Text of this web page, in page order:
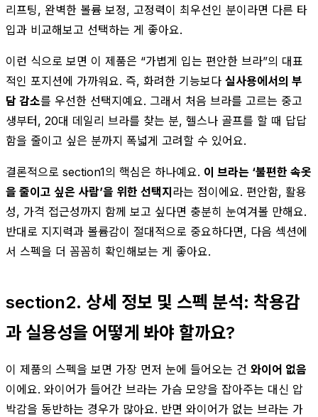
리프팅, 완벽한 볼륨 보정, 고정력이 최우선인 분이라면 다른 타
입과 비교해보고 선택하는 게 좋아요.
이런 식으로 보면 이 제품은 “가볍게 입는 편안한 브라”의 대표
적인 포지션에 가까워요. 즉, 화려한 기능보다 실사용에서의 부
담 감소를 우선한 선택지예요. 그래서 처음 브라를 고르는 중고
생부터, 20대 데일리 브라를 찾는 분, 헬스나 골프를 할 때 답답
함을 줄이고 싶은 분까지 폭넓게 고려할 수 있어요.
결론적으로 section1의 핵심은 하나예요. 이 브라는 ‘불편한 속옷
을 줄이고 싶은 사람’을 위한 선택지라는 점이에요. 편안함, 활용
성, 가격 접근성까지 함께 보고 싶다면 충분히 눈여겨볼 만해요.
반대로 지지력과 볼륨감이 절대적으로 중요하다면, 다음 섹션에
서 스펙을 더 꼼꼼히 확인해보는 게 좋아요.
section2. 상세 정보 및 스펙 분석: 착용감
과 실용성을 어떻게 봐야 할까요?
이 제품의 스펙을 보면 가장 먼저 눈에 들어오는 건 와이어 없음
이에요. 와이어가 들어간 브라는 가슴 모양을 잡아주는 대신 압
박감을 동반하는 경우가 많아요. 반면 와이어가 없는 브라는 가